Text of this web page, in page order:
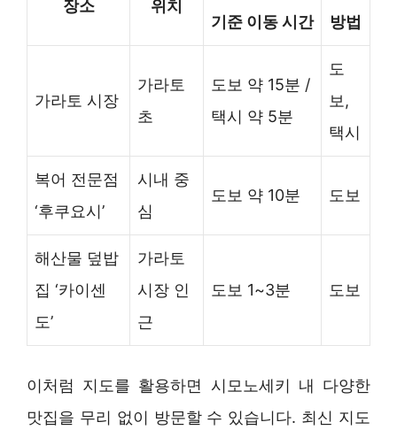
장소
위치
기준 이동 시간
방법
가라토 시장
가라토
초
도보 약 15분 /
택시 약 5분
도
보,
택시
복어 전문점
‘후쿠요시’
시내 중
심
도보 약 10분 도보
해산물 덮밥
집 ‘카이센
도’
가라토
시장 인
근
도보 1~3분 도보
이처럼 지도를 활용하면 시모노세키 내 다양한
맛집을 무리 없이 방문할 수 있습니다. 최신 지도